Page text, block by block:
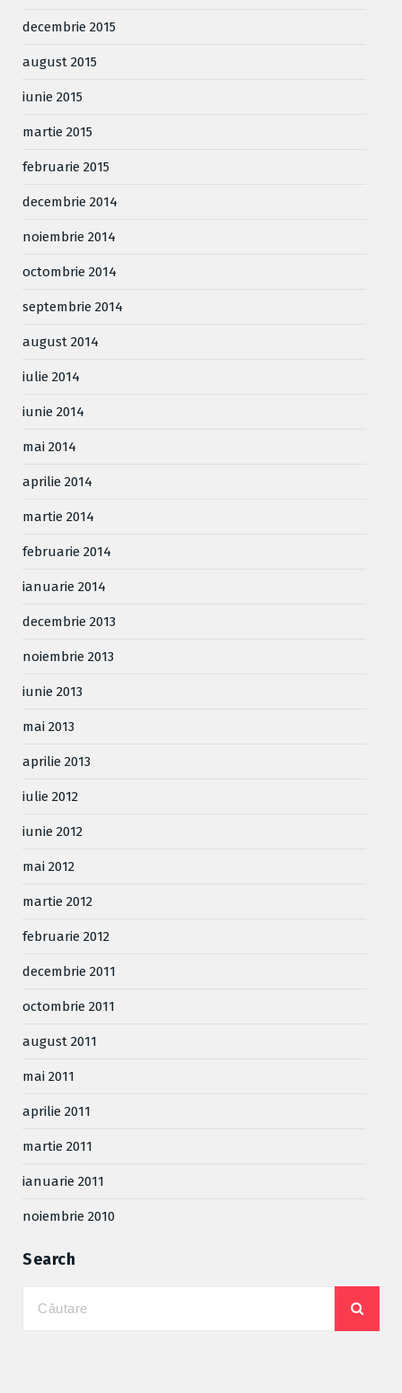
decembrie 2015
august 2015
iunie 2015
martie 2015
februarie 2015
decembrie 2014
noiembrie 2014
octombrie 2014
septembrie 2014
august 2014
iulie 2014
iunie 2014
mai 2014
aprilie 2014
martie 2014
februarie 2014
ianuarie 2014
decembrie 2013
noiembrie 2013
iunie 2013
mai 2013
aprilie 2013
iulie 2012
iunie 2012
mai 2012
martie 2012
februarie 2012
decembrie 2011
octombrie 2011
august 2011
mai 2011
aprilie 2011
martie 2011
ianuarie 2011
noiembrie 2010
Search